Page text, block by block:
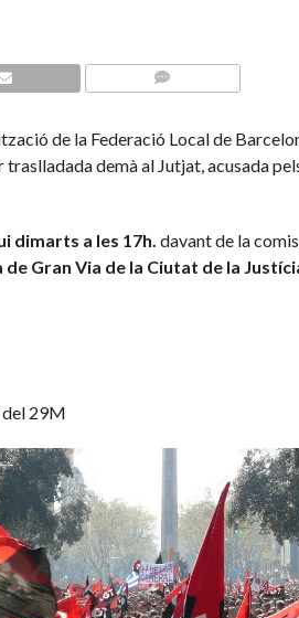
de la Federació Local de
demà al Jutjat, acusada
dimarts a les 17h. davant de la
Gran Via de la Ciutat de la
29M